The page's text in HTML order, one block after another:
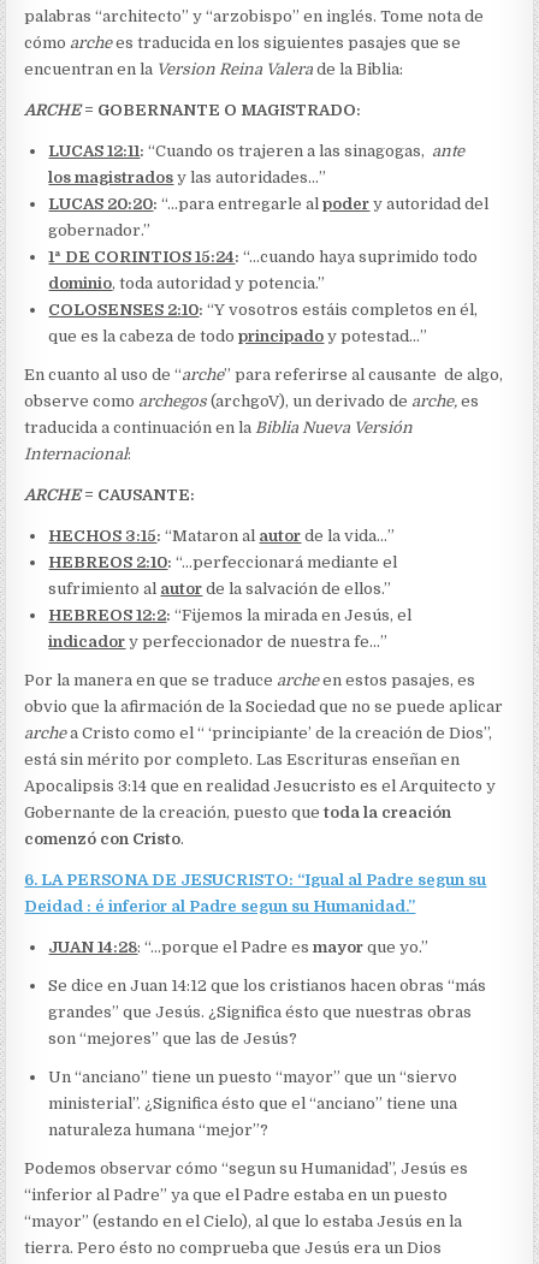
palabras “architecto” y “arzobispo” en inglés. Tome nota de
cómo archees traducida en los siguientes pasajes que se
encuentran en la Version Reina Valera de la Biblia:
ARCHE= GOBERNANTE O MAGISTRADO:
LUCAS 12:11:“Cuando os trajeren a las sinagogas, ante
los magistrados y las autoridades…”
LUCAS 20:20:“…para entregarle alpoder y autoridad del
gobernador.”
1ª DE CORINTIOS 15:24:“…cuando haya suprimido todo
dominio, toda autoridad y potencia.”
COLOSENSES 2:10:“Y vosotros estáis completos en él,
que es la cabeza de todoprincipado y potestad…”
En cuanto al uso de “arche” para referirse al causante de algo,
observe como archegos(archgoV), un derivado de arche, es
traducida a continuación en laBiblia Nueva Versión
Internacional:
ARCHE= CAUSANTE:
HECHOS 3:15:“Mataron al autor de la vida…”
HEBREOS 2:10:“…perfeccionará mediante el
sufrimiento al autor de la salvación de ellos.”
HEBREOS 12:2:“Fijemos la mirada en Jesús, el
indicador y perfeccionador de nuestra fe…”
Por la manera en que se traduce archeen estos pasajes, es
obvio que la afirmación de la Sociedad que no se puede aplicar
archea Cristo como el “ ‘principiante’ de la creación de Dios”,
está sin mérito por completo. Las Escrituras enseñan en
Apocalipsis 3:14 que en realidad Jesucristo es el Arquitecto y
Gobernante de la creación, puesto quetoda la creación
comenzó con Cristo.
6. LA PERSONA DE JESUCRISTO: “Igual al Padre segun su
Deidad : é inferior al Padre segun su Humanidad.”
JUAN 14:28: “…porque el Padre esmayor que yo.”
Se dice en Juan 14:12 que los cristianos hacen obras “más
grandes” que Jesús. ¿Significa ésto que nuestras obras
son “mejores” que las de Jesús?
Un “anciano” tiene un puesto “mayor” que un “siervo
ministerial”. ¿Significa ésto que el “anciano” tiene una
naturaleza humana “mejor”?
Podemos observar cómo “segun su Humanidad”, Jesús es
“inferior al Padre” ya que el Padre estaba en un puesto
“mayor” (estando en el Cielo), al que lo estaba Jesús en la
tierra. Pero ésto no comprueba que Jesús era un Dios